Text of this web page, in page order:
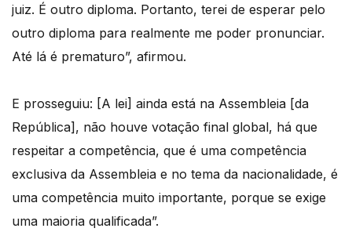
juiz. É outro diploma. Portanto, terei de esperar pelo
outro diploma para realmente me poder pronunciar.
Até lá é prematuro”, afirmou.
E prosseguiu: [A lei] ainda está na Assembleia [da
República], não houve votação final global, há que
respeitar a competência, que é uma competência
exclusiva da Assembleia e no tema da nacionalidade, é
uma competência muito importante, porque se exige
uma maioria qualificada”.